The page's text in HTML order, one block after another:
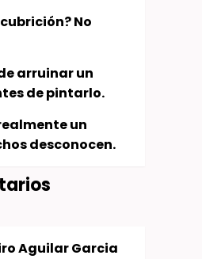
No
arruinar un
de pintarlo.
un
desconocen.
Aguilar Garcia